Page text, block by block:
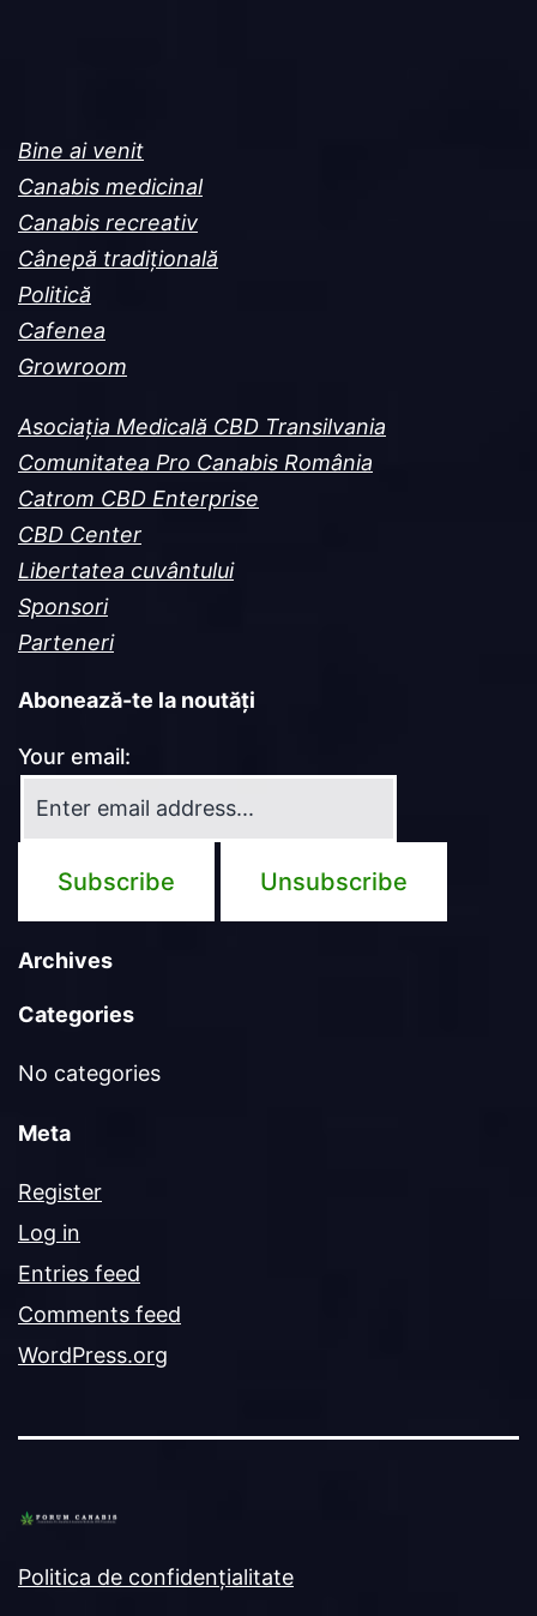
Bine ai venit
Canabis medicinal
Canabis recreativ
Cânepă tradițională
Politică
Cafenea
Growroom
Asociația Medicală CBD Transilvania
Comunitatea Pro Canabis România
Catrom CBD Enterprise
CBD Center
Libertatea cuvântului
Sponsori
Parteneri
Abonează-te la noutăți
Your email:
Archives
Categories
No categories
Meta
Register
Log in
Entries feed
Comments feed
WordPress.org
Politica de confidențialitate